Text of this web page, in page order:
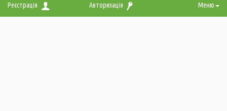
Реєстрація Авторизація Меню